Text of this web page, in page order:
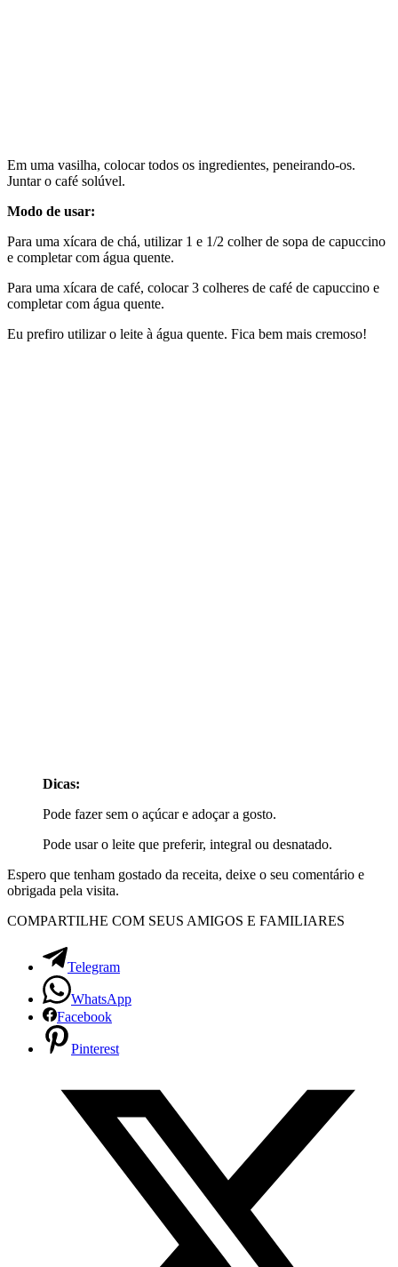
Em uma vasilha, colocar todos os ingredientes, peneirando-os.
Juntar o café solúvel.
Modo de usar:
Para uma xícara de chá, utilizar 1 e 1/2 colher de sopa de capuccino
e completar com água quente.
Para uma xícara de café, colocar 3 colheres de café de capuccino e
completar com água quente.
Eu prefiro utilizar o leite à água quente. Fica bem mais cremoso!
Dicas:
Pode fazer sem o açúcar e adoçar a gosto.
Pode usar o leite que preferir, integral ou desnatado.
Espero que tenham gostado da receita, deixe o seu comentário e
obrigada pela visita.
COMPARTILHE COM SEUS AMIGOS E FAMILIARES
Telegram
WhatsApp
Facebook
Pinterest